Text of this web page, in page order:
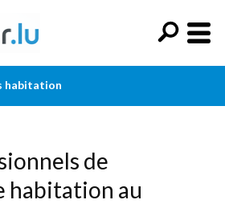
habitation
de
habitation au